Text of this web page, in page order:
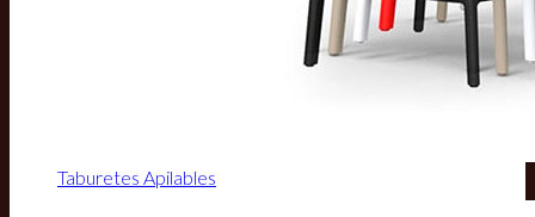
Taburetes Apilables